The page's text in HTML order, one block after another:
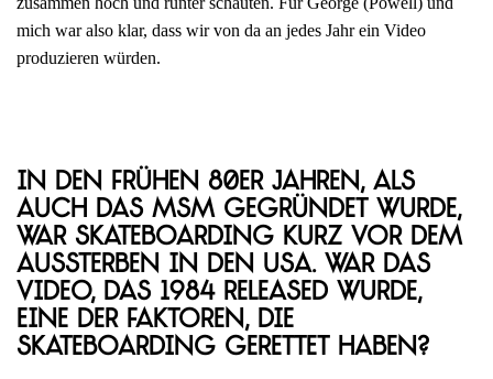
mich war also klar, dass wir von da an jedes Jahr ein Video
produzieren würden.
In den frühen 80er Jahren, als
auch das MSM gegründet wurde,
war Skateboarding kurz vor dem
Aussterben in den USA. War das
Video, das 1984 released wurde,
eine der Faktoren, die
Skateboarding gerettet haben?